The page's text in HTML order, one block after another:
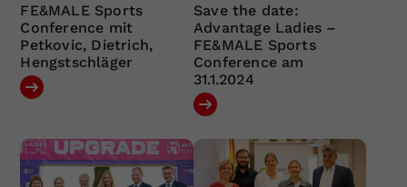
FE&MALE Sports
Conference mit
Petkovic, Dietrich,
Hengstschläger
Save the date:
Advantage Ladies –
FE&MALE Sports
Conference am
31.1.2024